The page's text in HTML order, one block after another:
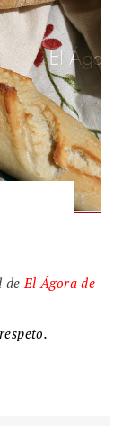
de ElÁgora de